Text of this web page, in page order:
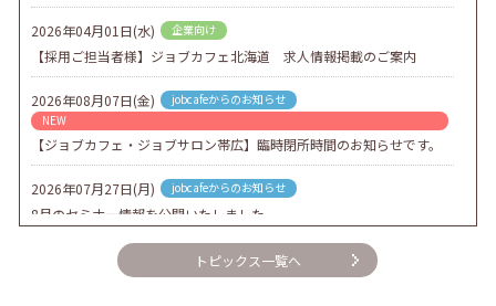
2026年04月01日(水) 企業向け
【採用ご担当者様】ジョブカフェ北海道 求人情報掲載のご案内
2026年08月07日(金)
jobcafeからのお知らせ
NEW
【ジョブカフェ・ジョブサロン帯広】臨時閉所時間のお知らせです。
2026年07月27日(月) jobcafeからのお知らせ
8月のセミナー情報を公開いたしました。
2026年07月01日(水) 企業向け
企業様向けセミナー「現場を巻き込む！人事のための『越境人材育
トピックス一覧へ